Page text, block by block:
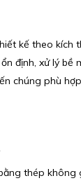
kế theo kích
định, xử lý bề
chúng phù
thép